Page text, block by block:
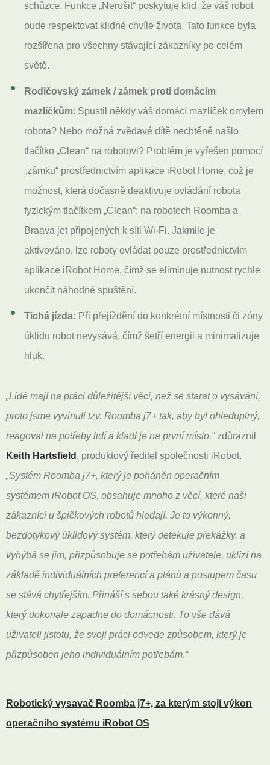
schůzce. Funkce „Nerušit“ poskytuje klid, že váš robot
bude respektovat klidné chvíle života. Tato funkce byla
rozšířena pro všechny stávající zákazníky po celém
světě.
Rodičovský zámek / zámek proti domácím
mazlíčkům: Spustil někdy váš domácí mazlíček omylem
robota? Nebo možná zvědavé dítě nechtěně našlo
tlačítko „Clean“ na robotovi? Problém je vyřešen pomocí
„zámku“ prostřednictvím aplikace iRobot Home, což je
možnost, která dočasně deaktivuje ovládání robota
fyzickým tlačítkem „Clean“; na robotech Roomba a
Braava jet připojených k síti Wi-Fi. Jakmile je
aktivováno, lze roboty ovládat pouze prostřednictvím
aplikace iRobot Home, čímž se eliminuje nutnost rychle
ukončit náhodné spuštění.
Tichá jízda: Při přejíždění do konkrétní místnosti či zóny
úklidu robot nevysává, čímž šetří energii a minimalizuje
hluk.
„Lidé mají na práci důležitější věci, než se starat o vysávání,
proto jsme vyvinuli tzv. Roomba j7+ tak, aby byl ohleduplný,
reagoval na potřeby lidí a kladl je na první místo,“zdůraznil
Keith Hartsfield , produktový ředitel společnosti iRobot.
„Systém Roomba j7+, který je poháněn operačním
systémem iRobot OS, obsahuje mnoho z věcí, které naši
zákazníci u špičkových robotů hledají. Je to výkonný,
bezdotykový úklidový systém, který detekuje překážky, a
vyhýbá se jim, přizpůsobuje se potřebám uživatele, uklízí na
základě individuálních preferencí a plánů a postupem času
se stává chytřejším. Přináší s sebou také krásný design,
který dokonale zapadne do domácnosti. To vše dává
uživateli jistotu, že svoji práci odvede způsobem, který je
přizpůsoben jeho individuálním potřebám.“
Robotický vysavač Roomba j7+, za kterým stojí výkon
operačního systému iRobot OS